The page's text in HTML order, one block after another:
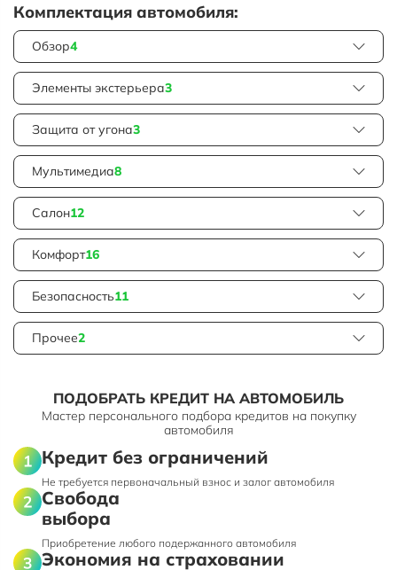
Комплектация автомобиля:
Обзор4
Элементы экстерьера3
Защита от угона3
Мультимедиа8
Салон12
Комфорт16
Безопасность11
Прочее2
ПОДОБРАТЬ КРЕДИТ НА АВТОМОБИЛЬ
Мастер персонального подбора кредитов на покупку
автомобиля
Кредит без ограничений
Не требуется первоначальный взнос и залог автомобиля
Свобода
выбора
Приобретение любого подержанного автомобиля
Экономия на страховании